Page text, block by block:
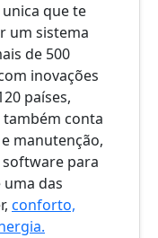
unica que te
um sistema
de 500
inovações
países,
também conta
manutenção,
para
das
conforto,